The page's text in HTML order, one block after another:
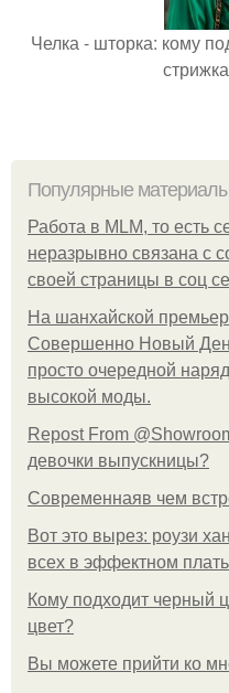
Челка - шторка: кому
Популярные
Работа в MLM, то есть
неразрывно связана с
своей страницы в соц
На шанхайской
Совершенно Новый
просто очередной
высокой моды.
Repost From
девочки выпускницы?
Современнаяв чем
Вот это вырез: роузи
всех в эффектном
Кому подходит черный
цвет?
Вы можете прийти ко